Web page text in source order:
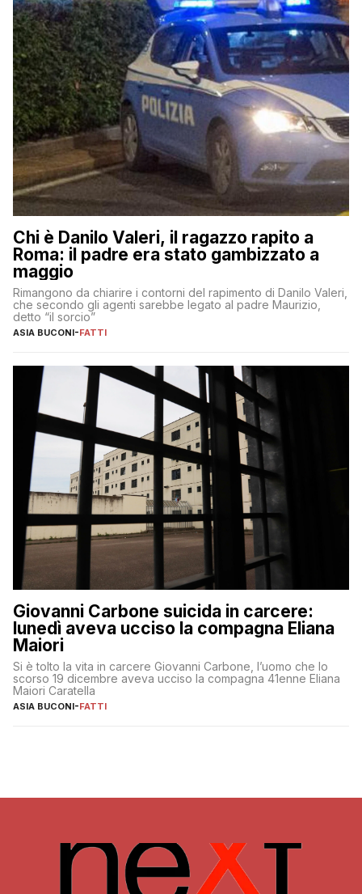
Chi è Danilo Valeri, il ragazzo rapito a
Roma: il padre era stato gambizzato a
maggio
Rimangono da chiarire i contorni del rapimento di Danilo Valeri,
che secondo gli agenti sarebbe legato al padre Maurizio,
detto “il sorcio”
ASIA BUCONI-FATTI
Giovanni Carbone suicida in carcere:
lunedì aveva ucciso la compagna Eliana
Maiori
Si è tolto la vita in carcere Giovanni Carbone, l’uomo che lo
scorso 19 dicembre aveva ucciso la compagna 41enne Eliana
Maiori Caratella
ASIA BUCONI-FATTI